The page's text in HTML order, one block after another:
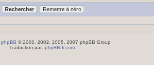
phpBB © 2000, 2002, 2005, 2007 phpBB Group
Traduction par: phpBB-fr.com